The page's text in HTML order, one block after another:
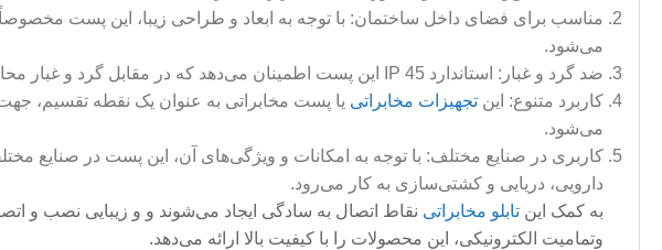
مناسب برای فضای داخل ساختمان: با توجه به ابعاد و طراحی زیبا، این پست
می‌شود.
ضد گرد و غبار: استاندارد IP 45 این پست اطمینان می‌دهد که در مقابل گرد و غبار محافظت شده و می‌تواند در شرایط محیطی مختلف به بهترین نحو عمل کند.
کاربرد متنوع: این تجهیزات مخابراتی یا پست مخابراتی به عنوان یک نقطه تقسیم،
می‌شود.
کاربری در صنایع مختلف: با توجه به امکانات و ویژگی‌های آن، این پست در صنایع
دارویی، دریایی و کشتی‌سازی به کار می‌رود.
به کمک این تابلو مخابراتی نقاط اتصال به سادگی ایجاد می‌شوند و و زیبایی نصب و
وتمامیت الکترونیکی، این محصولات را با کیفیت بالا ارائه می‌دهد.